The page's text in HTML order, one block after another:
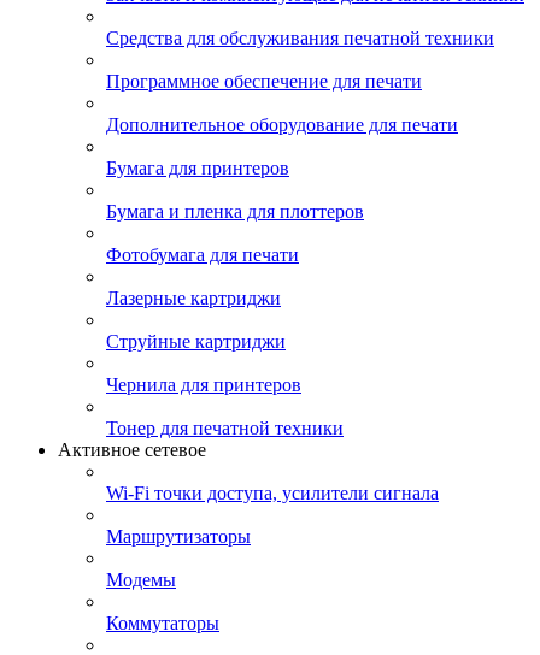
Средства для обслуживания печатной техники
Программное обеспечение для печати
Дополнительное оборудование для печати
Бумага для принтеров
Бумага и пленка для плоттеров
Фотобумага для печати
Лазерные картриджи
Струйные картриджи
Чернила для принтеров
Тонер для печатной техники
Активное сетевое
Wi-Fi точки доступа, усилители сигнала
Маршрутизаторы
Модемы
Коммутаторы